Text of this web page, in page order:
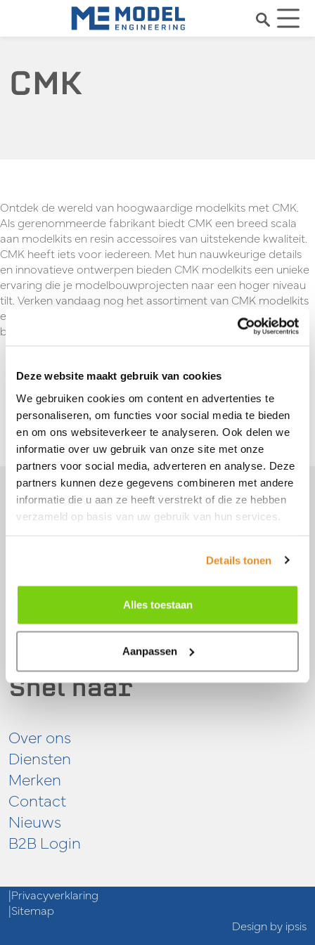
Deze website maakt gebruik van cookies
We gebruiken cookies om content en advertenties te
personaliseren, om functies voor social media te bieden
en om ons websiteverkeer te analyseren. Ook delen we
informatie over uw gebruik van onze site met onze
partners voor social media, adverteren en analyse. Deze
partners kunnen deze gegevens combineren met andere
informatie die u aan ze heeft verstrekt of die ze hebben
verzameld op basis van uw gebruik van hun services.
Details tonen
Alles toestaan
Aanpassen
CMK
Ontdek de wereld van hoogwaardige modelkits met CMK.
Als gerenommeerde fabrikant biedt CMK een breed scala
aan modelkits en resin accessoires van uitstekende kwaliteit.
CMK heeft iets voor iedereen. Met hun nauwkeurige details
en innovatieve ontwerpen bieden CMK modelkits een unieke
ervaring die je modelbouwprojecten naar een hoger niveau
tilt. Verken vandaag nog het assortiment van CMK modelkits
en ontdek de perfecte toevoeging voor je volgende
bouwproject.
Terug naar overzicht
Snel naar
Over ons
Diensten
Merken
Contact
Nieuws
B2B Login
Je vindt ons hier
Perenmarkt 1
info@model-engineering.nl
Privacyverklaring
Sitemap
Design by ipsis